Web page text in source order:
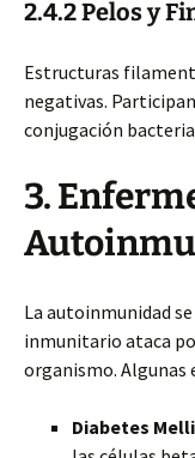
2.4.2 Pelos y
Estructuras
negativas.
conjugación
3.
La autoinmunidad
inmunitario ataca
organismo. Algunas
Diabetes